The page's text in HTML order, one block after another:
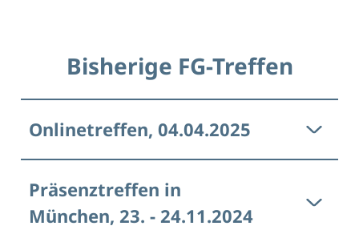
Bisherige FG-Treffen
Onlinetreffen, 04.04.2025
Präsenztreffen in
München, 23. - 24.11.2024